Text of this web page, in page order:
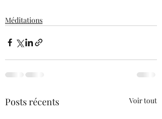
Méditations
Posts récents Voir tout